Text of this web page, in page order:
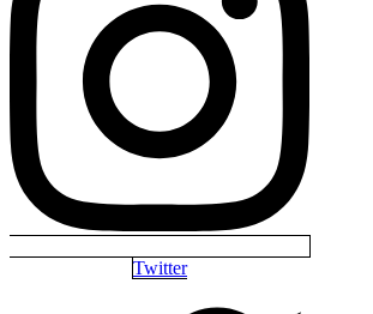
Twitter